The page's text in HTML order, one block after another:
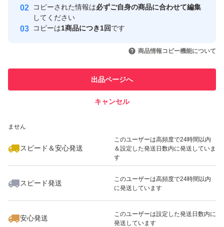
取引実績
引を完了させた実績があります
での取引実績があります
ません
スピード＆安心発送
このユーザーは高頻度で24時間以内
＆設定した発送日数内に発送していま
す
スピード発送
このユーザーは高頻度で24時間以内
に発送しています
安心発送
このユーザーは設定した発送日数内に
発送しています
コピーされた情報は必ずご自身の商品に合わせて編集
してください
コピーは1商品につき1回です
商品情報コピー機能について
出品ページへ
キャンセル
いいね！
1,099